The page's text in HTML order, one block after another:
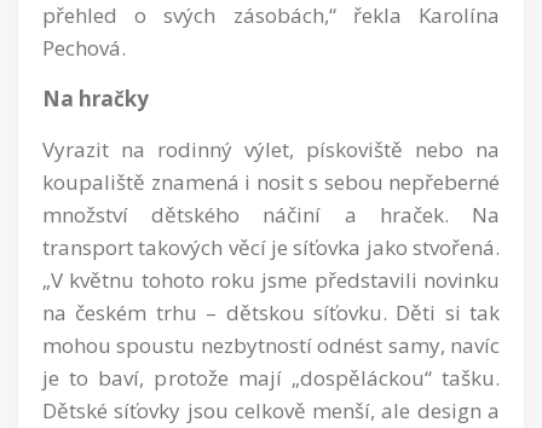
přehled o svých zásobách,“ řekla Karolína
Pechová.
Na hračky
Vyrazit na rodinný výlet, pískoviště nebo na
koupaliště znamená i nosit s sebou nepřeberné
množství dětského náčiní a hraček. Na
transport takových věcí je síťovka jako stvořená.
„V květnu tohoto roku jsme představili novinku
na českém trhu – dětskou síťovku. Děti si tak
mohou spoustu nezbytností odnést samy, navíc
je to baví, protože mají „dospěláckou“ tašku.
Dětské síťovky jsou celkově menší, ale design a